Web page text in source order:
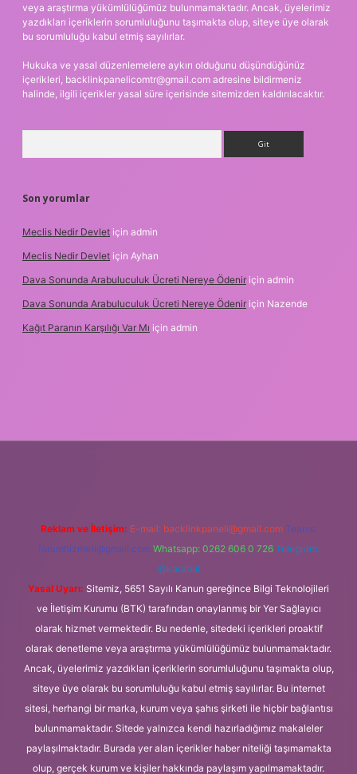
veya araştırma yükümlülüğümüz bulunmamaktadır. Ancak, üyelerimiz
yazdıkları içeriklerin sorumluluğunu taşımakta olup, siteye üye olarak
bu sorumluluğu kabul etmiş sayılırlar.
Hukuka ve yasal düzenlemelere aykırı olduğunu düşündüğünüz
içerikleri, backlinkpanelicomtr@gmail.com adresine bildirmeniz
halinde, ilgili içerikler yasal süre içerisinde sitemizden kaldırılacaktır.
Son yorumlar
Meclis Nedir Devlet için admin
Meclis Nedir Devlet için Ayhan
Dava Sonunda Arabuluculuk Ücreti Nereye Ödenir için admin
Dava Sonunda Arabuluculuk Ücreti Nereye Ödenir için Nazende
Kağıt Paranın Karşılığı Var Mı için admin
Reklam ve İletişim: E-mail: backlinkpaneli@gmail.com Teams:
forumhizmeti@gmail.com Whatsapp: 0262 606 0 726 Telegram:
@karabul
Yasal Uyarı: Sitemiz, 5651 Sayılı Kanun gereğince Bilgi Teknolojileri
ve İletişim Kurumu (BTK) tarafından onaylanmış bir Yer Sağlayıcı
olarak hizmet vermektedir. Bu nedenle, sitedeki içerikleri proaktif
olarak denetleme veya araştırma yükümlülüğümüz bulunmamaktadır.
Ancak, üyelerimiz yazdıkları içeriklerin sorumluluğunu taşımakta olup,
siteye üye olarak bu sorumluluğu kabul etmiş sayılırlar. Bu internet
sitesi, herhangi bir marka, kurum veya şahıs şirketi ile hiçbir bağlantısı
bulunmamaktadır. Sitede yalnızca kendi hazırladığımız makaleler
paylaşılmaktadır. Burada yer alan içerikler haber niteliği taşımamakta
olup, gerçek kurum ve kişiler hakkında paylaşım yapılmamaktadır.